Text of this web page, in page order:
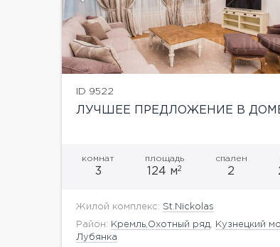
ID 9522
ЛУЧШЕЕ ПРЕДЛОЖЕНИЕ В
комнат
3
площадь
124 м2
спален
2
Жилой комплекс: St.Nickolas
Район: Кремль,Охотный ряд
Кузнецкий
Лубянка